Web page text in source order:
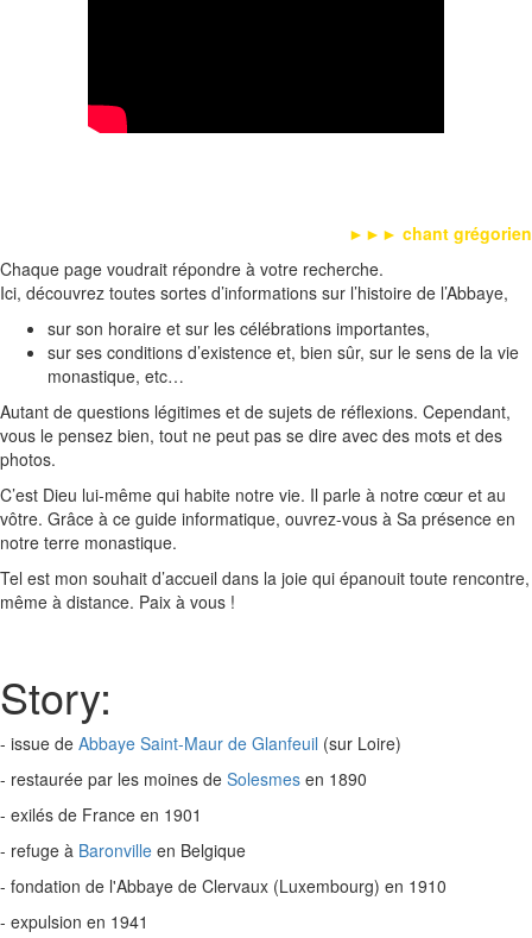
►►► chant grégorien
Chaque page voudrait répondre à votre recherche.
Ici, découvrez toutes sortes d’informations sur l’histoire de l’Abbaye,
sur son horaire et sur les célébrations importantes,
sur ses conditions d’existence et, bien sûr, sur le sens de la vie
monastique, etc…
Autant de questions légitimes et de sujets de réﬂexions. Cependant,
vous le pensez bien, tout ne peut pas se dire avec des mots et des
photos.
C’est Dieu lui-même qui habite notre vie. Il parle à notre cœur et au
vôtre. Grâce à ce guide informatique, ouvrez-vous à Sa présence en
notre terre monastique.
Tel est mon souhait d’accueil dans la joie qui épanouit toute rencontre,
même à distance. Paix à vous !
Story:
- issue de Abbaye Saint-Maur de Glanfeuil (sur Loire)
- restaurée par les moines de Solesmes en 1890
- exilés de France en 1901
- refuge à Baronville en Belgique
- fondation de l'Abbaye de Clervaux (Luxembourg) en 1910
- expulsion en 1941